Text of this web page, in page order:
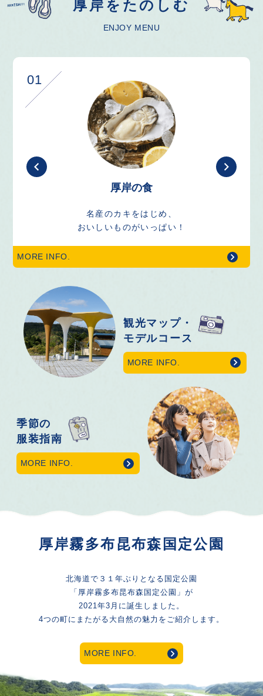
厚岸をたのしむ
ENJOY MENU
01
厚岸の食
名産のカキをはじめ、
おいしいものがいっぱい！
MORE INFO.
観光マップ・
モデルコース
MORE INFO.
季節の
服装指南
MORE INFO.
厚岸霧多布昆布森国定公園
北海道で３１年ぶりとなる国定公園
「厚岸霧多布昆布森国定公園」が
2021年3月に誕生しました。
4つの町にまたがる大自然の魅力をご紹介します。
MORE INFO.